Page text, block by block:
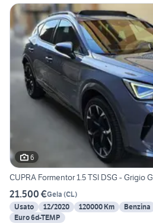
6
CUPRA Formentor 1.5 TSI DSG - Grigio
21.500 €Gela (CL)
Usato
12/2020 120000 Km Benzina
Euro 6d-TEMP